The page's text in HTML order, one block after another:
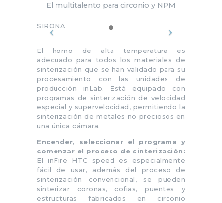
El multitalento para circonio y NPM
SIRONA
El horno de alta temperatura es
adecuado para todos los materiales de
sinterización que se han validado para su
procesamiento con las unidades de
producción inLab. Está equipado con
programas de sinterización de velocidad
especial y supervelocidad, permitiendo la
sinterización de metales no preciosos en
una única cámara.
Encender, seleccionar el programa y
comenzar el proceso de sinterización:
El inFire HTC speed es especialmente
fácil de usar, además del proceso de
sinterización convencional, se pueden
sinterizar coronas, cofias, puentes y
estructuras fabricados en circonio